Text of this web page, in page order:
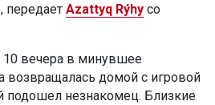
передает Azattyq Rýhy со
10 вечера в минувшее
возвращалась домой с игровой
подошел незнакомец. Близкие